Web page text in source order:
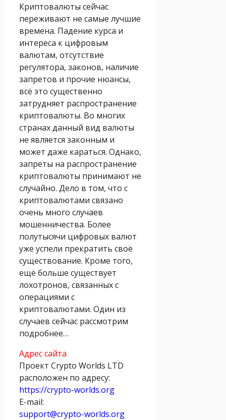
Криптовалюты сейчас
переживают не самые лучшие
времена. Падение курса и
интереса к цифровым
валютам, отсутствие
регулятора, законов, наличие
запретов и прочие нюансы,
всё это существенно
затрудняет распространение
криптовалюты. Во многих
странах данный вид валюты
не является законным и
может даже караться. Однако,
запреты на распространение
криптовалюты принимают не
случайно. Дело в том, что с
криптовалютами связано
очень много случаев
мошенничества. Более
полутысячи цифровых валют
уже успели прекратить своё
существование. Кроме того,
ещё больше существует
лохотронов, связанных с
операциями с
криптовалютами. Один из
случаев сейчас рассмотрим
подробнее…
Адрес сайта
Проект Crypto Worlds LTD
расположен по адресу:
https://crypto-worlds.org
E-mail:
support@crypto-worlds.org